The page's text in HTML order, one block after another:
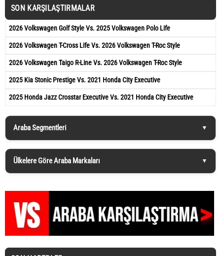
SON KARŞILAŞTIRMALAR
2026 Volkswagen Golf Style Vs. 2025 Volkswagen Polo Life
2026 Volkswagen T-Cross Life Vs. 2026 Volkswagen T-Roc Style
2026 Volkswagen Taigo R-Line Vs. 2026 Volkswagen T-Roc Style
2025 Kia Stonic Prestige Vs. 2021 Honda City Executive
2025 Honda Jazz Crosstar Executive Vs. 2021 Honda City Executive
Araba Segmentleri
Ülkelere Göre Araba Markaları